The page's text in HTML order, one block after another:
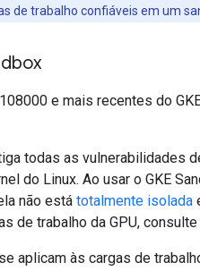
de trabalho confiáveis em um
e mais recentes do
todas as vulnerabilidades
do Linux. Ao usar o GKE
não está totalmente isolada
de trabalho da GPU,
aplicam às cargas de